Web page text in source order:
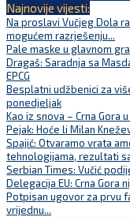
Najnovije vijesti:
Na proslavi Vučjeg Dola
mogućem razrješenju...
Pale maske u glavnom
Dragaš: Saradnja sa
EPCG
Besplatni udžbenici za
ponedjeljak
Kao iz snova – Crna Gora
Pejak: Hoće li Milan
Spajić: Otvaramo vrata
tehnologijama, rezultati
Serbian Times: Vučić
Delegacija EU: Crna Gora
Potpisan ugovor za prvu
vrijednu...